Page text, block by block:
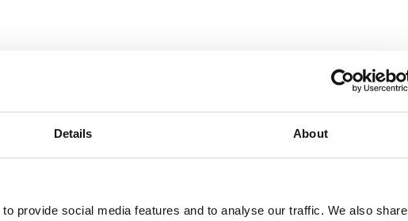
Details About
provide social media features and to analyse our traffic. We also share